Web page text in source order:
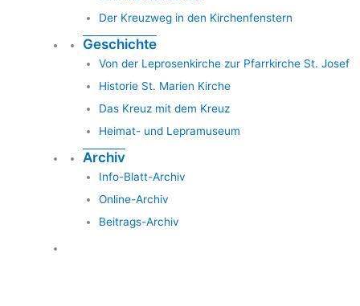
Der Kreuzweg in den Kirchenfenstern
Geschichte
Von der Leprosenkirche zur Pfarrkirche St. Josef
Historie St. Marien Kirche
Das Kreuz mit dem Kreuz
Heimat- und Lepramuseum
Archiv
Info-Blatt-Archiv
Online-Archiv
Beitrags-Archiv